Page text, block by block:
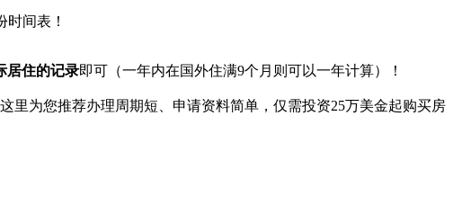
居住的记录即可（一年内在国外住满9个月则可以一年计算）！
里为您推荐办理周期短、申请资料简单，仅需投资25万美金起购买房